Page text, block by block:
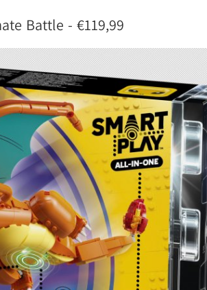
Battle - €119,99